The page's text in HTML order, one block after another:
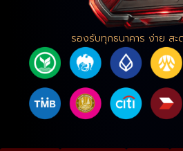
รองรับทุกธนาคาร ง่าย ส